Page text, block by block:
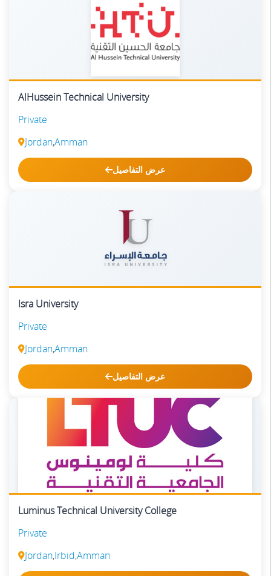
AlHussein Technical University
Private
Jordan,Amman
عرض التفاصيل
Isra University
Private
Jordan,Amman
عرض التفاصيل
Luminus Technical University College
Private
Jordan,Irbid,Amman